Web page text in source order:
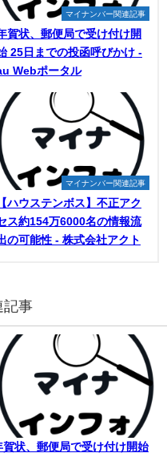
マイナンバー関連記事
賀状、郵便局で受け付け開
25日までの投函呼びかけ -
Webポータル
マイナンバー関連記事
【ハウステンボス】不正アク
ス約154万6000名の情報流
の可能性 - 株式会社アクト
記事
賀状、郵便局で受け付け開始